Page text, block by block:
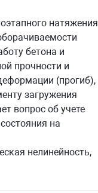
натяжения
бетона и
прочности и
(прогиб),
загружения
вопрос об учете
на
нелинейность,